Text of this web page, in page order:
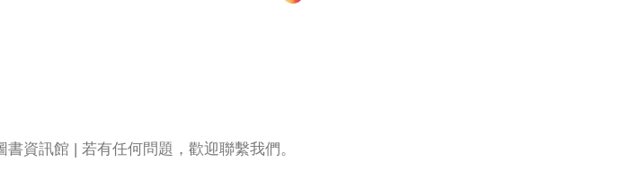
資訊館 | 若有任何問題，歡迎聯繫我們。